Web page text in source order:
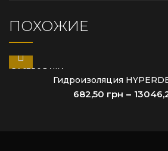
ПОХОЖИЕ
РАСПРОДАЖА
Гидроизоляция
грн